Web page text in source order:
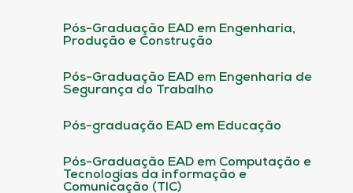
Pós-Graduação EAD em Engenharia,
Produção e Construção
Pós-Graduação EAD em Engenharia de
Segurança do Trabalho
Pós-graduação EAD em Educação
Pós-Graduação EAD em Computação e
Tecnologias da informação e
Comunicação (TIC)